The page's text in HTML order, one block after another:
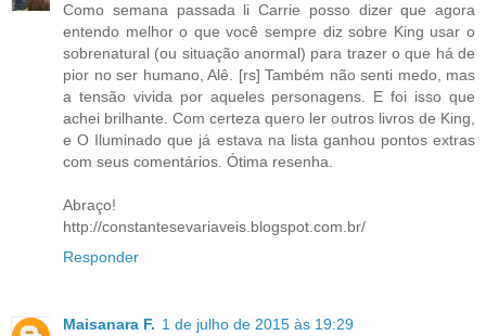
Como semana passada li Carrie posso dizer que agora
entendo melhor o que você sempre diz sobre King usar o
sobrenatural (ou situação anormal) para trazer o que há de
pior no ser humano, Alê. [rs] Também não senti medo, mas
a tensão vivida por aqueles personagens. E foi isso que
achei brilhante. Com certeza quero ler outros livros de King,
e O Iluminado que já estava na lista ganhou pontos extras
com seus comentários. Ótima resenha.
Abraço!
http://constantesevariaveis.blogspot.com.br/
Responder
Maisanara F. 1 de julho de 2015 às 19:29